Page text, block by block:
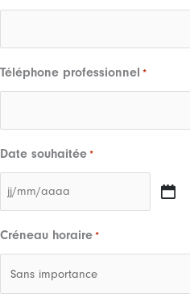
Téléphone professionnel *
Date souhaitée *
slash
AAAA
Créneau horaire *